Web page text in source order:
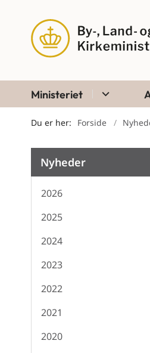
Ministeriet
Du er her: Forside
Nyheder
2026
2025
2024
2023
2022
2021
2020